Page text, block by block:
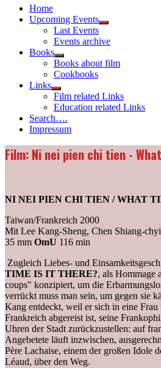
Home
Upcoming Events
Show
menu
Last Events
Events archive
Books
Show
sub
menu
Books about film
Cookbooks
Links
Show
sub
menu
Film related Links
Education related Links
Search….
Impressum
Film: Ni nei pien chi tien -
NI NEI PIEN CHI TIEN / WHAT
Taiwan/Frankreich 2000
Mit Lee Kang-Sheng, Chen Shiang-
35 mm OmU 116 min
Zugleich Liebes- und
TIME IS IT THERE?, als Hommage
coups" konzipiert, um die
verrückt muss man sein, um gegen sie
Kang entdeckt, weil er sich in eine Frau
Frankreich abgereist ist, seine
Uhren der Stadt zurückzustellen: auf
Angebetete läuft inzwischen,
Père Lachaise, einem der großen Idole
Léaud, über den Weg.